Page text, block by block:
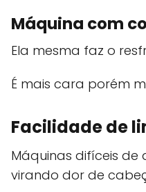
Máquina com
Ela mesma faz o
É mais cara porém
Facilidade de
Máquinas difíceis
virando dor de